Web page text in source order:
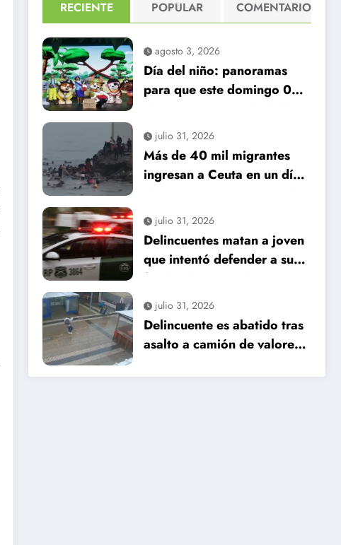
RECIENTE POPULAR COMENTARIO
agosto 3, 2026
Día del niño: panoramas
para que este domingo 09
julio 31, 2026
Más de 40 mil migrantes
ingresan a Ceuta en un día:
crisis.
julio 31, 2026
Delincuentes matan a joven
que intentó defender a su
familia durante robo en
Huechuraba
julio 31, 2026
Delincuente es abatido tras
asalto a camión de valores